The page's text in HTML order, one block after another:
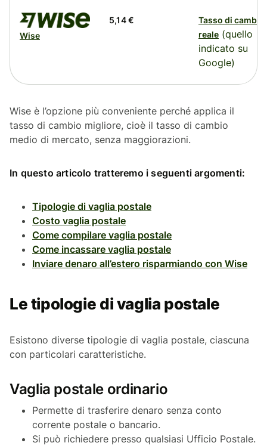
Wise
5,14 €
Tasso di cambio
reale (quello
indicato su
Google)
Wise è l’opzione più conveniente perché applica il
tasso di cambio migliore, cioè il tasso di cambio
medio di mercato, senza maggiorazioni.
In questo articolo tratteremo i seguenti argomenti:
Tipologie di vaglia postale
Costo vaglia postale
Come compilare vaglia postale
Come incassare vaglia postale
Inviare denaro all’estero risparmiando con Wise
Le tipologie di vaglia postale
Esistono diverse tipologie di vaglia postale, ciascuna
con particolari caratteristiche.
Vaglia postale ordinario
Permette di trasferire denaro senza conto
corrente postale o bancario.
Si può richiedere presso qualsiasi Ufficio Postale.